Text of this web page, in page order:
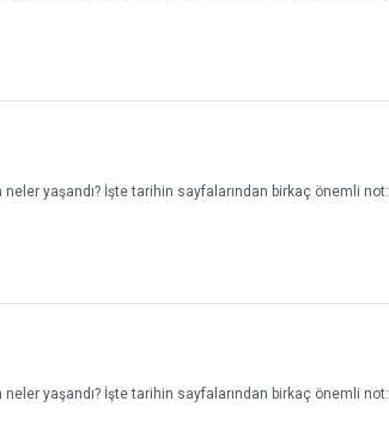
yaşandı? İşte tarihin sayfalarından birkaç önemli not:
yaşandı? İşte tarihin sayfalarından birkaç önemli not: